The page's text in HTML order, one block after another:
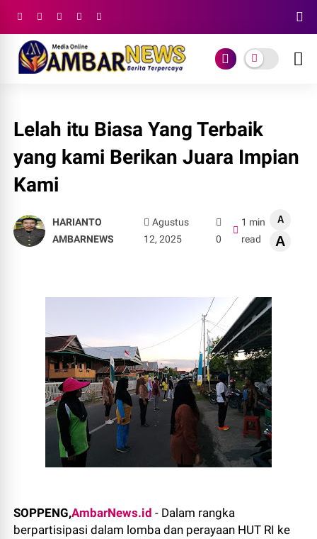
Lelah itu Biasa Yang Terbaik
yang kami Berikan Juara Impian
Kami
HARIANTO
AMBARNEWS
Agustus
12, 2025
0
1 min
read
A
A
SOPPENG,AmbarNews.id - Dalam rangka
berpartisipasi dalam lomba dan perayaan HUT RI ke